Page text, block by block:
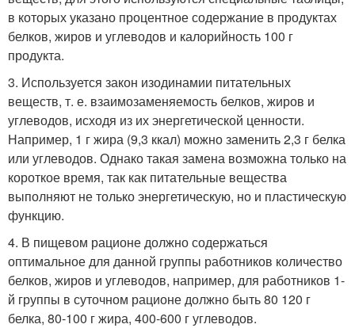
в которых указано процентное содержание в продуктах
белков, жиров и углеводов и калорийность 100 г
продукта.
3. Используется закон изодинамии питательных
веществ, т. е. взаимозаменяемость белков, жиров и
углеводов, исходя из их энергетической ценности.
Например, 1 г жира (9,3 ккал) можно заменить 2,3 г белка
или углеводов. Однако такая замена возможна только на
короткое время, так как питательные вещества
выполняют не только энергетическую, но и пластическую
функцию.
4. В пищевом рационе должно содержаться
оптимальное для данной группы работников количество
белков, жиров и углеводов, например, для работников 1-
й группы в суточном рационе должно быть 80 120 г
белка, 80-100 г жира, 400-600 г углеводов.